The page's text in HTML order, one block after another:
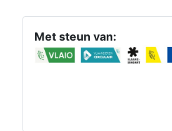
Met steun van: